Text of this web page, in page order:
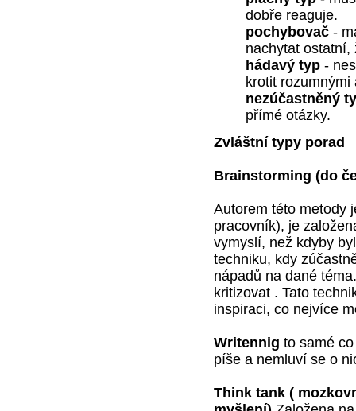
dobře reaguje.
pochybovač -
nachytat ostatní,
hádavý typ -
krotit rozumnými
nezúčastněný
přímé otázky.
Zvláštní typy porad
Brainstorming (do
Autorem této metody
pracovník), je
vymyslí, než kdyby
techniku, kdy
nápadů na dané
kritizovat . Tato
inspiraci, co nejvíce
Writennig to samé
píše a nemluví se o
Think tank (